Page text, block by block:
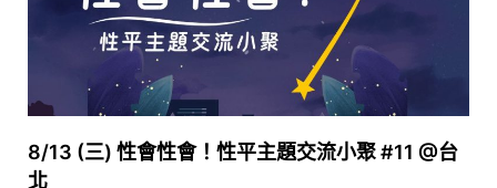
8/13 (三) 性會性會！性平主題交流小聚 #11 @台
北